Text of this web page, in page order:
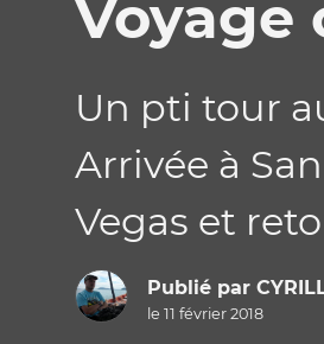
Voyage
Un pti tour
Arrivée à
Vegas et
Publié par
le 11 février 2018